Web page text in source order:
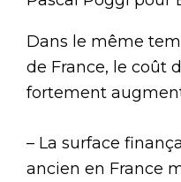
Dans le même
de France, le coût
fortement
– La surface
ancien en France